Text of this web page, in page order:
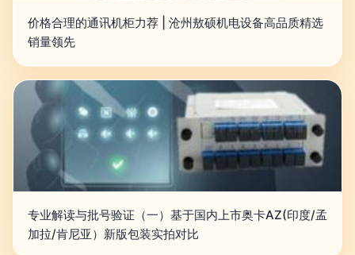
价格合理的通讯机柜力荐 | 沧州敖硕机电设备高品质精选
销量领先
专业解读与批号验证（一）基于国内上市奥卡AZ(印度/孟
加拉/肯尼亚）新版包装实拍对比